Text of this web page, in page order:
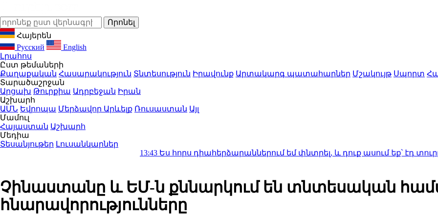
Հայերեն
Русский
English
Լրահոս
Ըստ թեմաների
Քաղաքական Հասարակություն Տնտեսություն Իրավունք Արտակարգ պատահարներ Մշակույթ Սպորտ
Տարածաշրջան
Արցախ Թուրքիա Ադրբեջան Իրան
Աշխարհ
ԱՄՆ Եվրոպա Մերձավոր Արևելք Ռուսաստան Այլ
Մամուլ
Հայաստան Աշխարհ
Մեդիա
Տեսանյութեր Լուսանկարներ
Ես հորս դիահերձարաններում եմ փնտրել, և դուք ասում եք՝ էդ
Չինաստանը և ԵՄ-ն քննարկում են տնտեսական
հնարավորությունները